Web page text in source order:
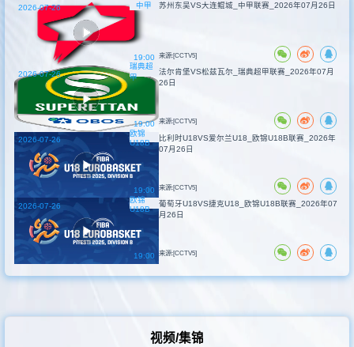
中甲
19:00
2026-07-26 苏州东吴VS大连鲲城_中甲联赛_2026年07月26日
来源:[CCTV5]
瑞典超
甲
19:00
2026-07-26
法尔肯堡VS松兹瓦尔_瑞典超甲联赛_2026年07月
26日
来源:[CCTV5]
欧锦
U18B
19:00
2026-07-26
比利时U18VS爱尔兰U18_欧锦U18B联赛_2026年
07月26日
来源:[CCTV5]
欧锦
U18B
19:00
2026-07-26
葡萄牙U18VS捷克U18_欧锦U18B联赛_2026年07
月26日
来源:[CCTV5]
视频/集锦